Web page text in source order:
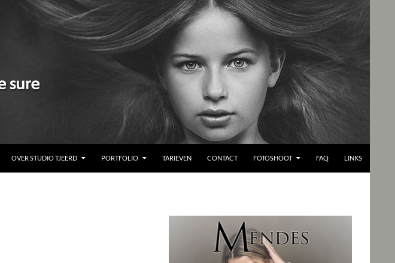
OVER STUDIO TJEERD PORTFOLIO TARIEVEN CONTACT FOTOSHOOT FAQ LINKS